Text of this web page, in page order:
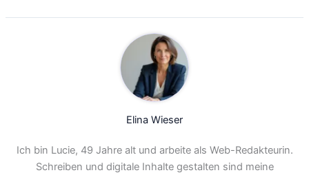
Elina Wieser
Ich bin Lucie, 49 Jahre alt und arbeite als Web-Redakteurin.
Schreiben und digitale Inhalte gestalten sind meine